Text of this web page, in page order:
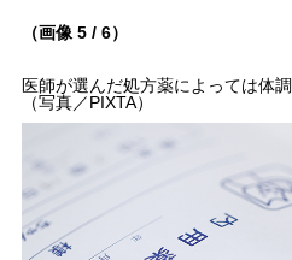
（画像 5 / 6）
医師が選んだ処方薬によっては体
（写真／PIXTA）